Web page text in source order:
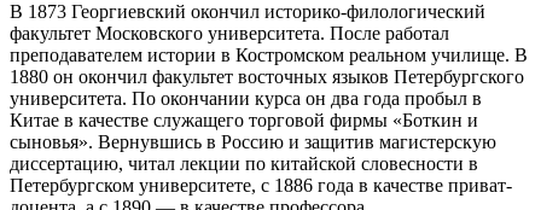
В 1873 Георгиевский окончил историко-филологический
факультет Московского университета. После работал
преподавателем истории в Костромском реальном училище. В
1880 он окончил факультет восточных языков Петербургского
университета. По окончании курса он два года пробыл в
Китае в качестве служащего торговой фирмы «Боткин и
сыновья». Вернувшись в Россию и защитив магистерскую
диссертацию, читал лекции по китайской словесности в
Петербургском университете, с 1886 года в качестве приват-